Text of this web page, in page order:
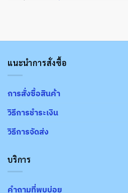
แนะนำการสั่งซื้อ
การสั่งซื้อสินค้า
วิธีการชำระเงิน
วิธีการจัดส่ง
บริการ
คำถามที่พบบ่อย